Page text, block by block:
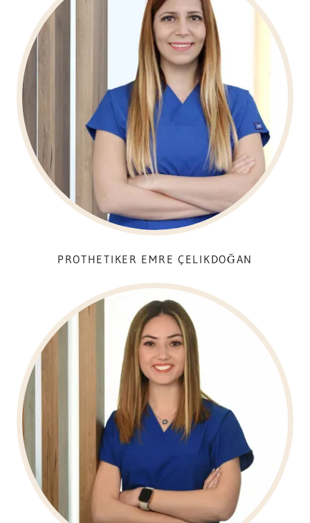
PROTHETIKER EMRE ÇELIKDOĞAN